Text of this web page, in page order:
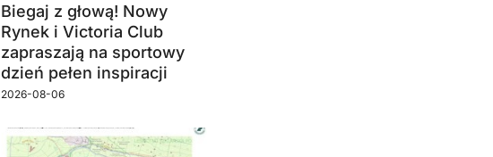
Biegaj z głową! Nowy
Rynek i Victoria Club
zapraszają na sportowy
dzień pełen inspiracji
2026-08-06